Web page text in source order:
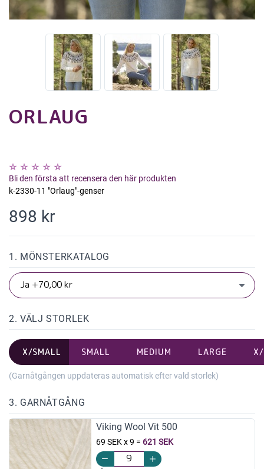
ORLAUG
Bli den första att recensera den här produkten
k-2330-11 "Orlaug"-genser
898 kr
1. MÖNSTERKATALOG
2. VÄLJ STORLEK
X/SMALL SMALL MEDIUM LARGE
(Garnåtgången uppdateras automatisk efter vald storlek)
3. GARNÅTGÅNG
Viking Wool Vit 500
69 SEK x 9 = 621 SEK